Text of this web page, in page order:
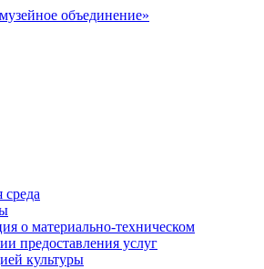
среда
о материально-техническом
предоставления услуг
культуры